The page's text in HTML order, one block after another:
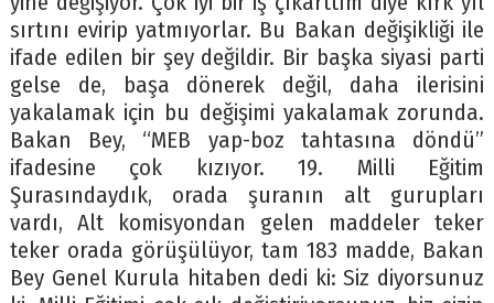
sırtını evirip yatmıyorlar. Bu Bakan değişikliği ile
ifade edilen bir şey değildir. Bir başka siyasi parti
gelse de, başa dönerek değil, daha ilerisini
yakalamak için bu değişimi yakalamak zorunda.
Bakan Bey, “MEB yap-boz tahtasına döndü”
ifadesine çok kızıyor. 19. Milli Eğitim
Şurasındaydık, orada şuranın alt gurupları
vardı, Alt komisyondan gelen maddeler teker
teker orada görüşülüyor, tam 183 madde, Bakan
Bey Genel Kurula hitaben dedi ki: Siz diyorsunuz